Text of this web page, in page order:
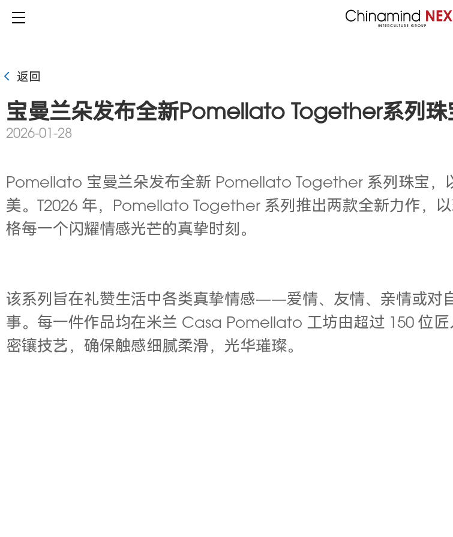
返回
宝曼兰朵发布全新Pomellato Together系列珠
2026-01-28
Pomellato 宝曼兰朵发布全新 Pomellato Together 系列珠宝，
美。
T2026 年，Pomellato Together 系列推出两款全新力作，
格每一个闪耀情感光芒的真挚时刻。
该系列旨在礼赞生活中各类真挚情感——爱情、友情、亲情或对
事。每一件作品均在米兰 Casa Pomellato 工坊由超过 150 位匠
密镶技艺，确保触感细腻柔滑，光华璀璨。